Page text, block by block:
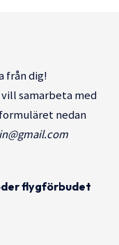
från dig!
samarbeta med
nedan
flygförbudet